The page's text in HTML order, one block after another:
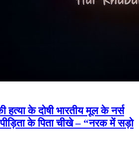
हत्या के दोषी भारतीय मूल के नर्स
के पिता चीखे – “नरक में सड़ो